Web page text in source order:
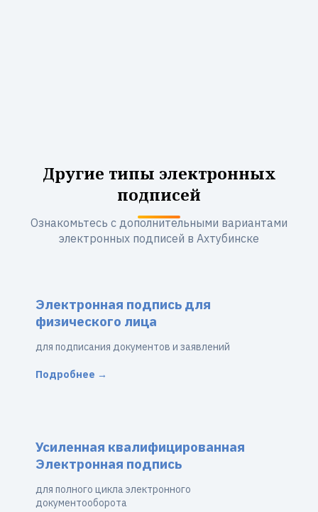
Другие типы электронных
подписей
Ознакомьтесь с дополнительными вариантами
электронных подписей в Ахтубинске
Электронная подпись для
физического лица
для подписания документов и заявлений
Подробнее →
Усиленная квалифицированная
Электронная подпись
для полного цикла электронного
документооборота